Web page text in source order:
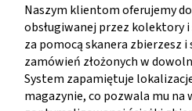
Naszym klientom oferujemy
obsługiwanej przez kolektory
za pomocą skanera zbierzesz
zamówień złożonych w
System zapamiętuje
magazynie, co pozwala mu na